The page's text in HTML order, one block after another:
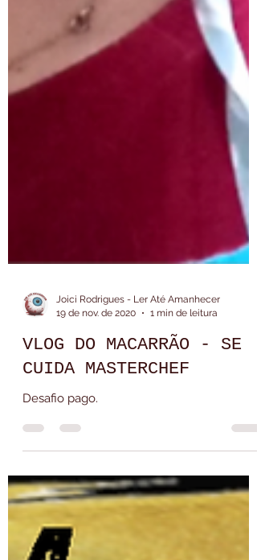
Joici Rodrigues - Ler Até Amanhecer
19 de nov. de 2020
1 min de leitura
VLOG DO MACARRÃO - SE
CUIDA MASTERCHEF
Desafio pago.